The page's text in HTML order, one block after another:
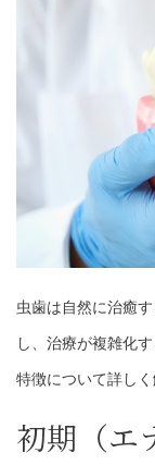
虫歯は自然に治癒
し、治療が複雑化
特徴について詳しく
初期（エ